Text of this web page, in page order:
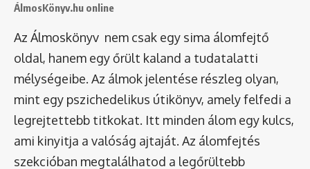
ÁlmosKönyv.hu online
Az Álmoskönyv nem csak egy sima álomfejtő
oldal, hanem egy őrült kaland a tudatalatti
mélységeibe. Az álmok jelentése részleg olyan,
mint egy pszichedelikus útikönyv, amely felfedi a
legrejtettebb titkokat. Itt minden álom egy kulcs,
ami kinyitja a valóság ajtaját. Az álomfejtés
szekcióban megtalálhatod a legőrültebb